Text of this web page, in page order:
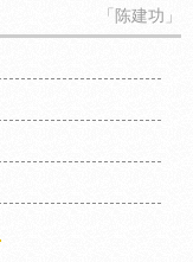
「陈建功」